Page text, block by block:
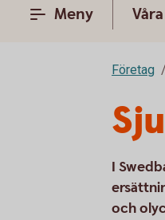
Meny
Företag
I
och